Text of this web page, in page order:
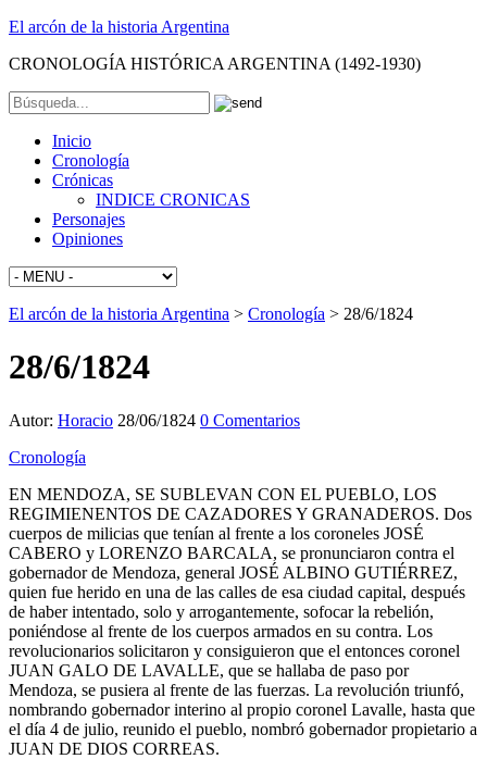
El arcón de la historia Argentina
CRONOLOGÍA HISTÓRICA ARGENTINA (1492-1930)
Inicio
Cronología
Crónicas
INDICE CRONICAS
Personajes
Opiniones
El arcón de la historia Argentina > Cronología > 28/6/1824
28/6/1824
Autor: Horacio 28/06/1824 0 Comentarios
Cronología
EN MENDOZA, SE SUBLEVAN CON EL PUEBLO, LOS
REGIMIENENTOS DE CAZADORES Y GRANADEROS. Dos
cuerpos de milicias que tenían al frente a los coroneles JOSÉ
CABERO y LORENZO BARCALA, se pronunciaron contra el
gobernador de Mendoza, general JOSÉ ALBINO GUTIÉRREZ,
quien fue herido en una de las calles de esa ciudad capital, después
de haber intentado, solo y arrogantemente, sofocar la rebelión,
poniéndose al frente de los cuerpos armados en su contra. Los
revolucionarios solicitaron y consiguieron que el entonces coronel
JUAN GALO DE LAVALLE, que se hallaba de paso por
Mendoza, se pusiera al frente de las fuerzas. La revolución triunfó,
nombrando gobernador interino al propio coronel Lavalle, hasta que
el día 4 de julio, reunido el pueblo, nombró gobernador propietario a
JUAN DE DIOS CORREAS.